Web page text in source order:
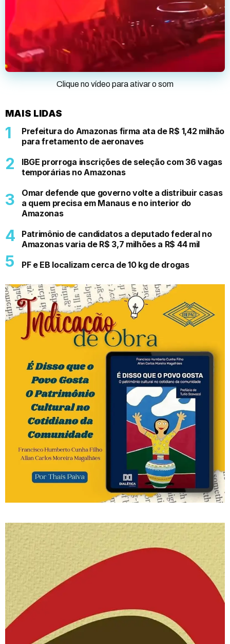
Clique no vídeo para ativar o som
MAIS LIDAS
Prefeitura do Amazonas firma ata de R$ 1,42 milhão
para fretamento de aeronaves
IBGE prorroga inscrições de seleção com 36 vagas
temporárias no Amazonas
Omar defende que governo volte a distribuir casas
a quem precisa em Manaus e no interior do
Amazonas
Patrimônio de candidatos a deputado federal no
Amazonas varia de R$ 3,7 milhões a R$ 44 mil
PF e EB localizam cerca de 10 kg de drogas